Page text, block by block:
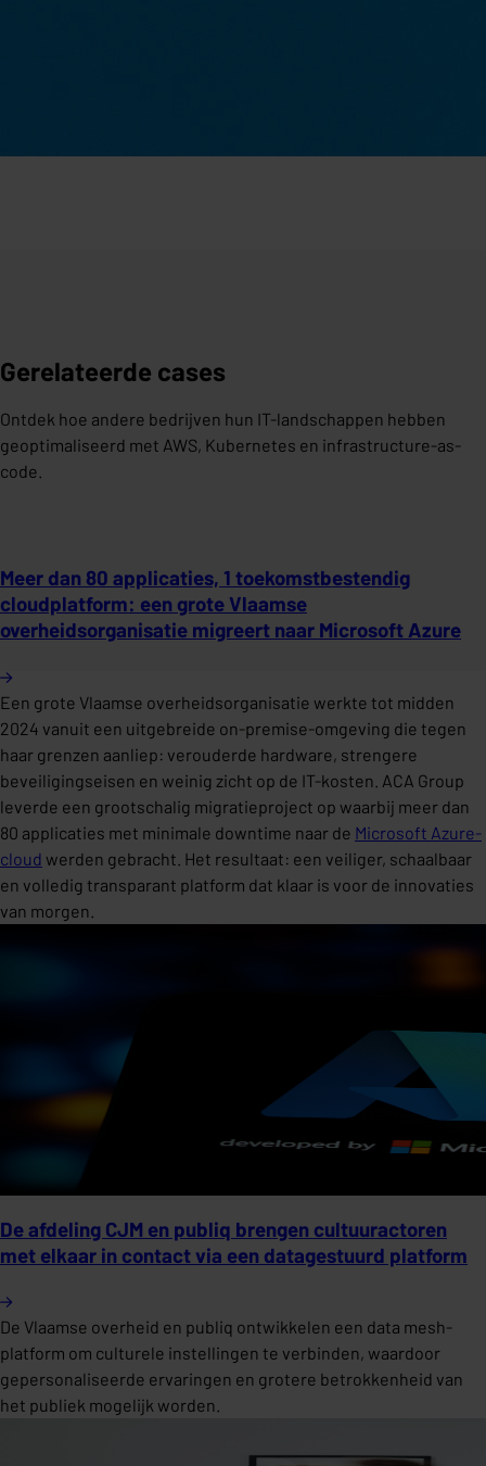
Gerelateerde cases
Ontdek hoe andere bedrijven hun IT-landschappen hebben
geoptimaliseerd met AWS, Kubernetes en infrastructure-as-
code.
Meer dan 80 applicaties, 1 toekomstbestendig
cloudplatform: een grote Vlaamse
overheidsorganisatie migreert naar Microsoft Azure
Een grote Vlaamse overheidsorganisatie werkte tot midden
2024 vanuit een uitgebreide on-premise-omgeving die tegen
haar grenzen aanliep: verouderde hardware, strengere
beveiligingseisen en weinig zicht op de IT-kosten. ACA Group
leverde een grootschalig migratieproject op waarbij meer dan
80 applicaties met minimale downtime naar de Microsoft Azure-
cloud werden gebracht. Het resultaat: een veiliger, schaalbaar
en volledig transparant platform dat klaar is voor de innovaties
van morgen.
De afdeling CJM en publiq brengen cultuuractoren
met elkaar in contact via een datagestuurd platform
De Vlaamse overheid en publiq ontwikkelen een data mesh-
platform om culturele instellingen te verbinden, waardoor
gepersonaliseerde ervaringen en grotere betrokkenheid van
het publiek mogelijk worden.